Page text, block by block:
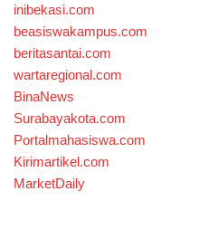
inibekasi.com
beasiswakampus.com
beritasantai.com
wartaregional.com
BinaNews
Surabayakota.com
Portalmahasiswa.com
Kirimartikel.com
MarketDaily